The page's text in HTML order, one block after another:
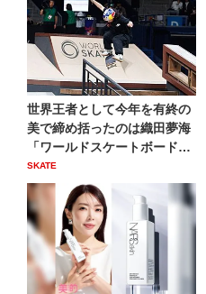
世界王者として今年を有終の
美で締め括ったのは織田夢海
「ワールドスケートボードス
ト...
SKATE